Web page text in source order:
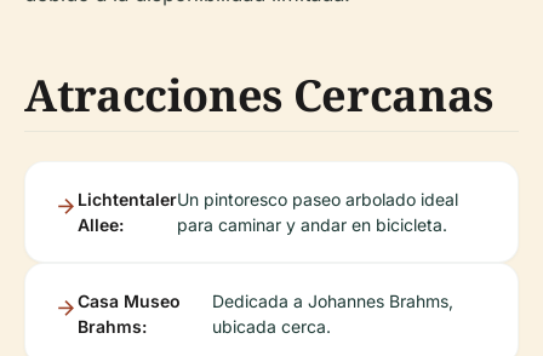
Atracciones Cercanas
Lichtentaler
Allee:
Un pintoresco paseo arbolado ideal
para caminar y andar en bicicleta.
Casa Museo
Brahms:
Dedicada a Johannes Brahms,
ubicada cerca.